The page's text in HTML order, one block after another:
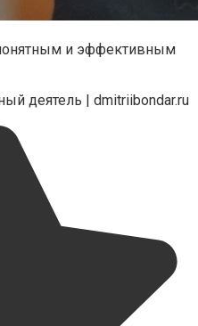
и эффективным
деятель | dmitriibondar.ru